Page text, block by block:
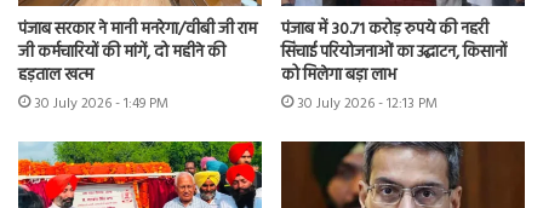
पंजाब सरकार ने मानी मनरेगा/वीबी जी राम
जी कर्मचारियों की मांगें, दो महीने की
हड़ताल खत्म
30 July 2026 - 1:49 PM
पंजाब में 30.71 करोड़ रुपये की नहरी
सिंचाई परियोजनाओं का उद्घाटन, किसानों
को मिलेगा बड़ा लाभ
30 July 2026 - 12:13 PM